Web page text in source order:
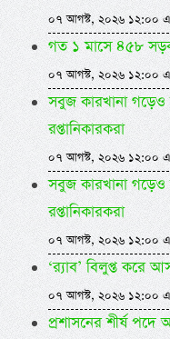
০৭ আগস্ট, ২০২৬ ১২:০০
গত ১ মাসে ৪৫৮
০৭ আগস্ট, ২০২৬ ১২:০০
সবুজ কারখানা গড়েও
রপ্তানিকারকরা
০৭ আগস্ট, ২০২৬ ১২:০০
সবুজ কারখানা গড়েও
রপ্তানিকারকরা
০৭ আগস্ট, ২০২৬ ১২:০০
‘র‍্যাব’ বিলুপ্ত করে
০৭ আগস্ট, ২০২৬ ১২:০০
প্রশাসনের শীর্ষ